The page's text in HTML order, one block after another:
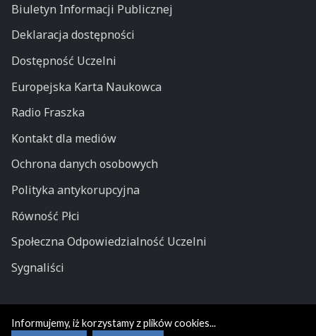
Biuletyn Informacji Publicznej
Deklaracja dostępności
Dostępność Uczelni
Europejska Karta Naukowca
Radio Fraszka
Kontakt dla mediów
Ochrona danych osobowych
Polityka antykorupcyjna
Równość Płci
Społeczna Odpowiedzialność Uczelni
Sygnaliści
Informujemy, iż korzystamy z plików cookies...